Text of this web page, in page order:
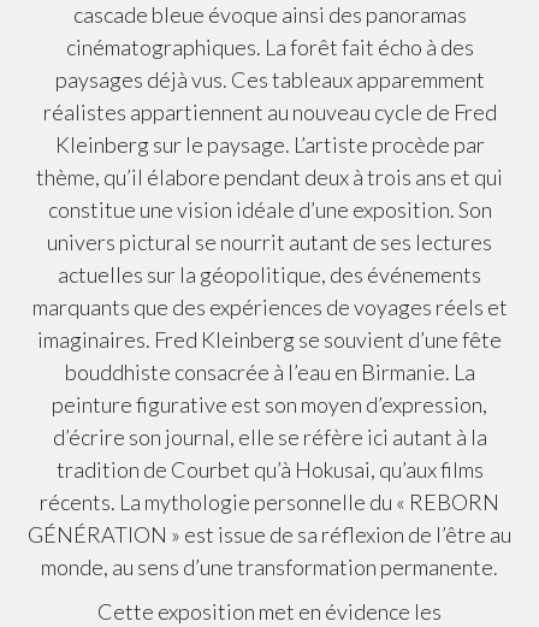
cascade bleue évoque ainsi des panoramas
cinématographiques. La forêt fait écho à des
paysages déjà vus. Ces tableaux apparemment
réalistes appartiennent au nouveau cycle de Fred
Kleinberg sur le paysage. L’artiste procède par
thème, qu’il élabore pendant deux à trois ans et qui
constitue une vision idéale d’une exposition. Son
univers pictural se nourrit autant de ses lectures
actuelles sur la géopolitique, des événements
marquants que des expériences de voyages réels et
imaginaires. Fred Kleinberg se souvient d’une fête
bouddhiste consacrée à l’eau en Birmanie. La
peinture figurative est son moyen d’expression,
d’écrire son journal, elle se réfère ici autant à la
tradition de Courbet qu’à Hokusai, qu’aux films
récents. La mythologie personnelle du « REBORN
GÉNÉRATION » est issue de sa réflexion de l’être au
monde, au sens d’une transformation permanente.
Cette exposition met en évidence les